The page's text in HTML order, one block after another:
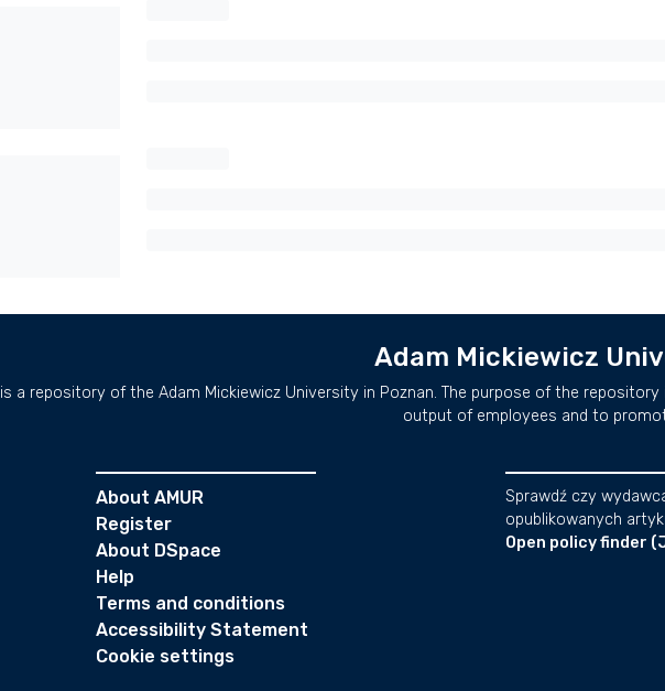
Adam Mickiewicz
is a repository of the Adam Mickiewicz University in Poznan. The purpose of the
output of employees and to
About AMUR
Register
About DSpace
Help
Terms and conditions
Accessibility Statement
Cookie settings
Sprawdź czy
opublikowanych
Open policy finder